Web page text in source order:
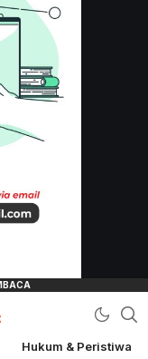
Hukum & Peristiwa